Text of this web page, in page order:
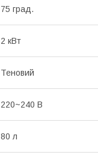
75 град.
2 кВт
Теновий
220~240 В
80 л